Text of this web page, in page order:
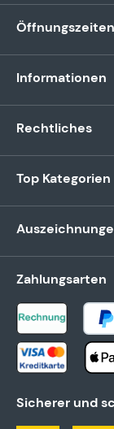
Öffnungszeiten
Informationen
Rechtliches
Top Kategorien
Zahlungsarten
Sicherer und